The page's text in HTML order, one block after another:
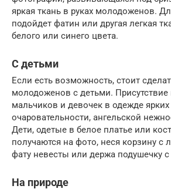
яркая ткань в руках молодоженов.
подойдет фатин или другая легкая
белого или синего цвета.
С детьми
Если есть возможность, стоит
молодоженов с детьми. Присутствие
мальчиков и девочек в одежде
очаровательности, ангельской
Дети, одетые в белое платье или
получаются на фото, неся корзину с
фату невесты или держа подушечку
На природе